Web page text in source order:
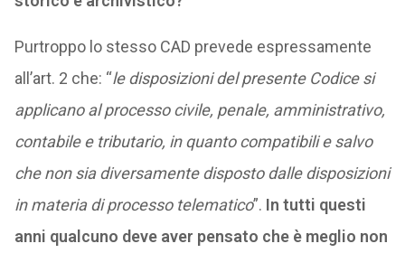
Purtroppo lo stesso CAD prevede espressamente
all’art. 2 che: “le disposizioni del presente Codice si
applicano al processo civile, penale, amministrativo,
contabile e tributario, in quanto compatibili e salvo
che non sia diversamente disposto dalle disposizioni
in materia di processo telematico”. In tutti questi
anni qualcuno deve aver pensato che è meglio non